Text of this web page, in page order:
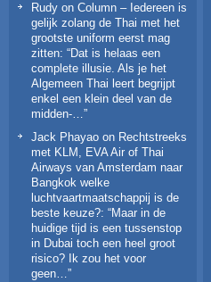
Rudy on Column – Iedereen is
gelijk zolang de Thai met het
grootste uniform eerst mag
zitten: “Dat is helaas een
complete illusie. Als je het
Algemeen Thai leert begrijpt
enkel een klein deel van de
midden-…”
Jack Phayao on Rechtstreeks
met KLM, EVA Air of Thai
Airways van Amsterdam naar
Bangkok welke
luchtvaartmaatschappij is de
beste keuze?: “Maar in de
huidige tijd is een tussenstop
in Dubai toch een heel groot
risico? Ik zou het voor
geen…”